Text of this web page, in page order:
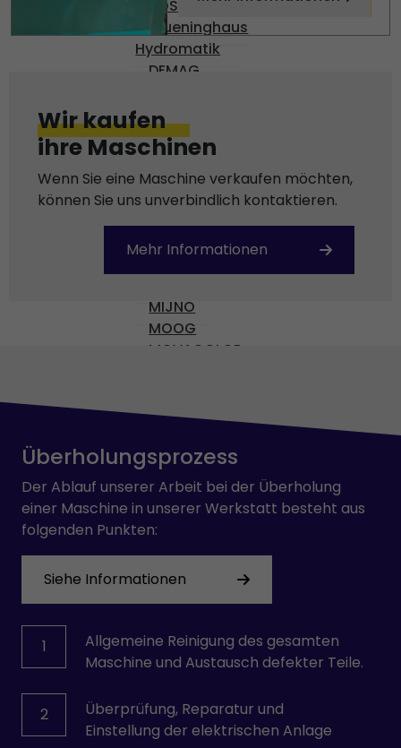
BOSCH
Brueninghaus
Hydromatik
DEMAG
DIAS
ENGEL
Gossen
HARMONIC DRIVE AG
KEBA
KISTLER
KRAUSS-MAFFEI
MIJNO
MOOG
MOVACOLOR
OMRON
PHILIPS
PILZ
PULLS
REXROTH
SCHROFF
SEPRO
SICK
SIEMENS
SMB
STÄUBLI
Wir kaufen
ihre Maschinen
Wenn Sie eine Maschine verkaufen möchten,
können Sie uns unverbindlich kontaktieren.
Mehr Informationen
Überholungsprozess
Der Ablauf unserer Arbeit bei der Überholung
einer Maschine in unserer Werkstatt besteht aus
folgenden Punkten:
Siehe Informationen
1
Allgemeine Reinigung des gesamten
Maschine und Austausch defekter Teile.
2
Überprüfung, Reparatur und
Einstellung der elektrischen Anlage